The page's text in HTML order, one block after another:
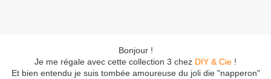
Bonjour !
Je me régale avec cette collection 3 chez DIY & Cie !
Et bien entendu je suis tombée amoureuse du joli die "napperon"